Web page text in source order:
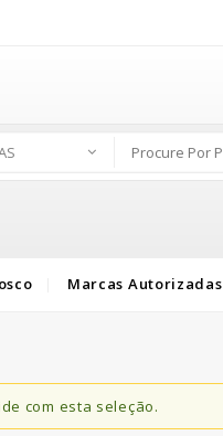
Marcas Autorizadas
com esta seleção.